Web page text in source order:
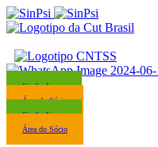
Sindicalize-se
Área do Sócio
Sindicalize-se
Área do Sócio